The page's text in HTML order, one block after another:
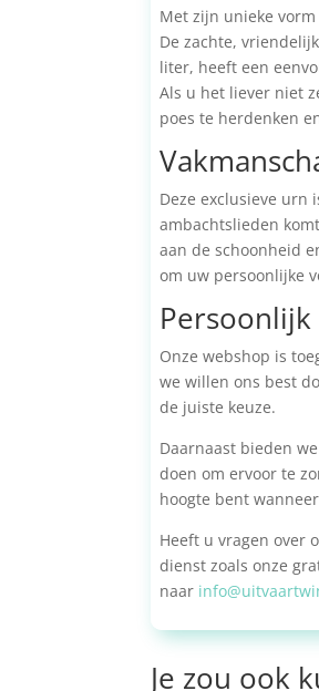
Met zijn unieke
De zachte,
liter, heeft een
Als u het liever niet
poes te herdenken
Deze exclusieve urn
ambachtslieden
aan de schoonheid
om uw persoonlijke
Onze webshop is
we willen ons best
de juiste keuze.
Daarnaast bieden
doen om ervoor te
hoogte bent
Heeft u vragen over
dienst zoals onze
naar
Je zou ook